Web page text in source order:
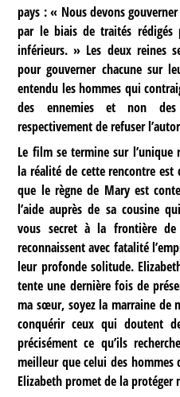
pays : « Nous devons
par le biais de traités rédigés
inférieurs. » Les deux reines
pour gouverner chacune sur
entendu les hommes qui
des ennemies et non
respectivement de refuser
Le film se termine sur l’unique
la réalité de cette rencontre
que le règne de Mary est
l’aide auprès de sa cousine
vous secret à la frontière de
reconnaissent avec fatalité
leur profonde solitude.
tente une dernière fois de
ma sœur, soyez la marraine de
conquérir ceux qui doutent
précisément ce qu’ils
meilleur que celui des
Elizabeth promet de la protéger